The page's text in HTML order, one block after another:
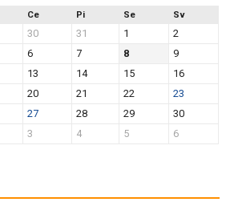
Ce Pi Se Sv
30 31 1
2
6 7 8
9
13 14 15
16
20 21 22
23
27 28 29
30
3 4 5 6